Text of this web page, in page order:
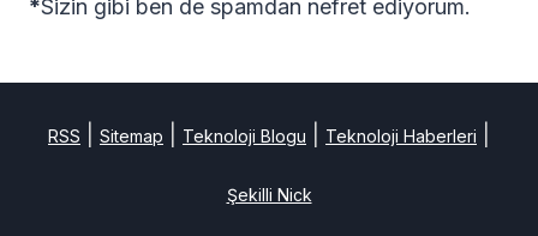
*Sizin gibi ben de spamdan nefret ediyorum.
RSS Sitemap Teknoloji Blogu Teknoloji Haberleri
Şekilli Nick